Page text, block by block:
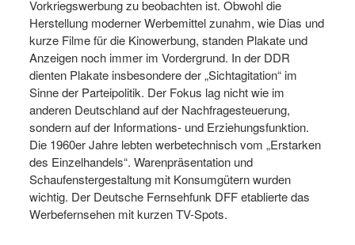
Vorkriegswerbung zu beobachten ist. Obwohl die
Herstellung moderner Werbemittel zunahm, wie Dias und
kurze Filme für die Kinowerbung, standen Plakate und
Anzeigen noch immer im Vordergrund. In der DDR
dienten Plakate insbesondere der „Sichtagitation“ im
Sinne der Parteipolitik. Der Fokus lag nicht wie im
anderen Deutschland auf der Nachfragesteuerung,
sondern auf der Informations- und Erziehungsfunktion.
Die 1960er Jahre lebten werbetechnisch vom „Erstarken
des Einzelhandels“. Warenpräsentation und
Schaufenstergestaltung mit Konsumgütern wurden
wichtig. Der Deutsche Fernsehfunk DFF etablierte das
Werbefernsehen mit kurzen TV-Spots.